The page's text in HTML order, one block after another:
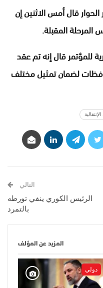
قال أمس الاثنين إن
المقبلة.
للمؤتمر قال إنه تم عقد
لضمان تمثيل مختلف
التالي
الرئيس الكوري ينفي تورطه
بالتمرد
المزيد عن المؤلف
دولي